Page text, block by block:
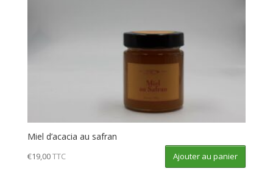
Miel d’acacia au safran
€19,00TTC Ajouter au panier